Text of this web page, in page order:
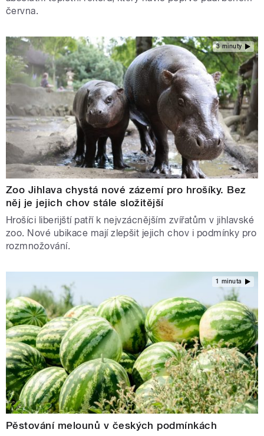
června.
3 minuty
Zoo Jihlava chystá nové zázemí pro hrošíky. Bez
něj je jejich chov stále složitější
Hrošíci liberijští patří k nejvzácnějším zvířatům v jihlavské
zoo. Nové ubikace mají zlepšit jejich chov i podmínky pro
rozmnožování.
1 minuta
Pěstování melounů v českých podmínkách